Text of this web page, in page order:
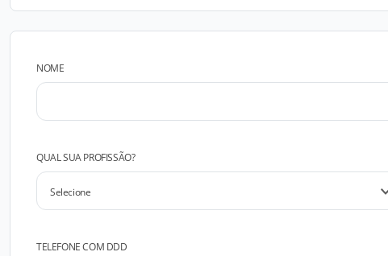
NOME
QUAL SUA PROFISSÃO?
TELEFONE COM DDD